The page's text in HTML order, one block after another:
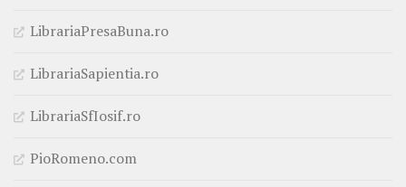
LibrariaPresaBuna.ro
LibrariaSapientia.ro
LibrariaSfIosif.ro
PioRomeno.com